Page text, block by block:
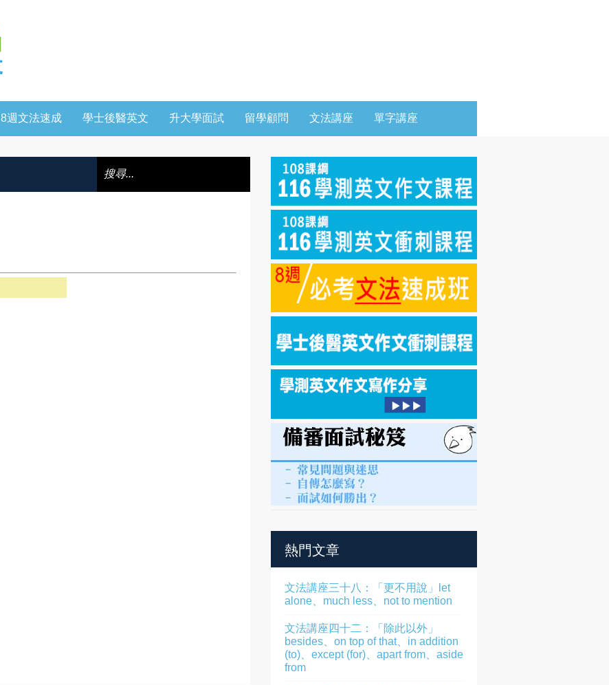
8週文法速成 學士後醫英文 升大學面試 留學顧問 文法講座 單字講座
熱門文章
文法講座三十八：「更不用說」let
alone、much less、not to mention
文法講座四十二：「除此以外」
besides、on top of that、in addition
(to)、except (for)、apart from、aside
from